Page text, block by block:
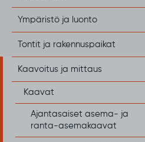
Ympäristö ja luonto
Tontit ja rakennuspaikat
Kaavoitus ja mittaus
Kaavat
Ajantasaiset asema- ja
ranta-asemakaavat